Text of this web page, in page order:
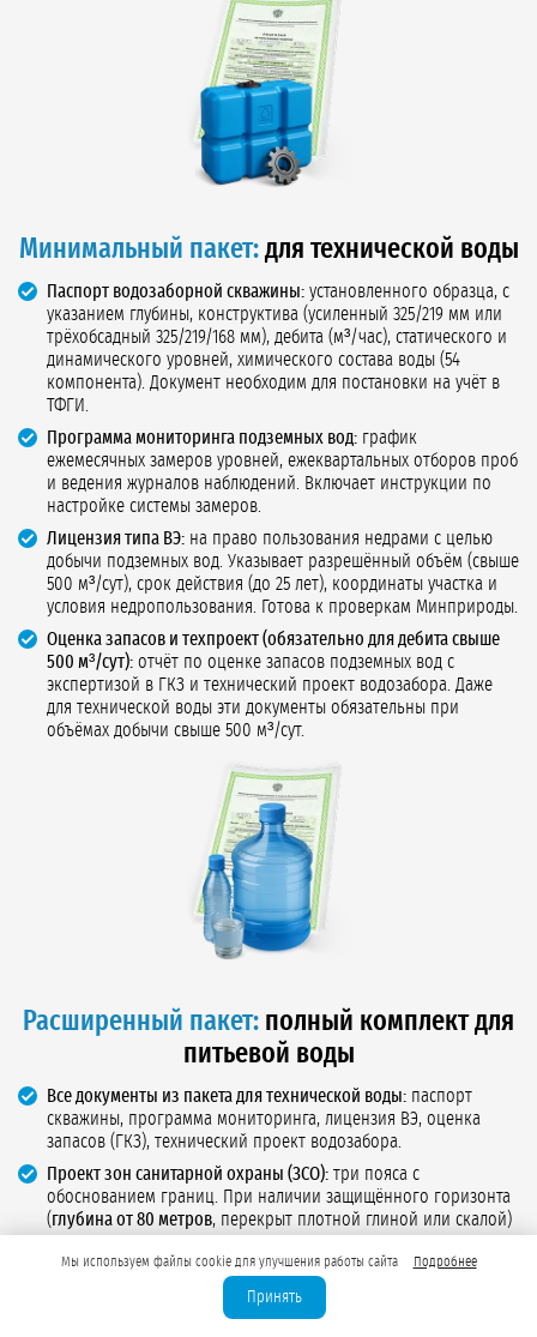
Минимальный пакет:для технической воды
Паспорт водозаборной скважины: установленного образца, с
указанием глубины, конструктива (усиленный 325/219 мм или
трёхобсадный 325/219/168 мм), дебита (м³/час), статического и
динамического уровней, химического состава воды (54
компонента). Документ необходим для постановки на учёт в
ТФГИ.
Программа мониторинга подземных вод: график
ежемесячных замеров уровней, ежеквартальных отборов проб
и ведения журналов наблюдений. Включает инструкции по
настройке системы замеров.
Лицензия типа ВЭ: на право пользования недрами с целью
добычи подземных вод. Указывает разрешённый объём (свыше
500 м³/сут), срок действия (до 25 лет), координаты участка и
условия недропользования. Готова к проверкам Минприроды.
Оценка запасов и техпроект (обязательно для дебита свыше
500 м³/сут): отчёт по оценке запасов подземных вод с
экспертизой в ГКЗ и технический проект водозабора. Даже
для технической воды эти документы обязательны при
объёмах добычи свыше 500 м³/сут.
Расширенный пакет: полный комплект для
питьевой воды
Все документы из пакета для технической воды: паспорт
скважины, программа мониторинга, лицензия ВЭ, оценка
запасов (ГКЗ), технический проект водозабора.
Проект зон санитарной охраны (ЗСО): три пояса с
обоснованием границ. При наличии защищённого горизонта
(глубина от 80 метров, перекрыт плотной глиной или скалой)
Два санитарно-эпидемиологических заключения (СЭЗ):первое
на проект ЗСО, второе на использование водного объекта.
Выдаются Роспотребнадзором после экспертизы и выезда
Мы используем файлы cookie для улучшения работы сайта Подробнее
Принять